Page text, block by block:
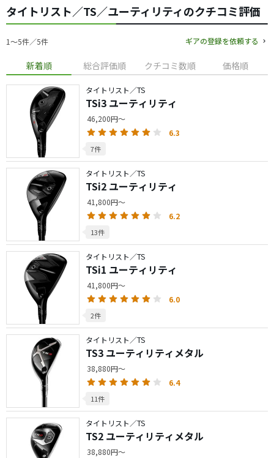
タイトリスト／TS／ユーティリティのクチコミ評価
1〜5件／5件 ギアの登録を依頼する
新着順 総合評価順 クチコミ数順 価格順
タイトリスト／TS
TSi3 ユーティリティ
46,200円～
6.3
7件
タイトリスト／TS
TSi2 ユーティリティ
41,800円～
6.2
13件
タイトリスト／TS
TSi1 ユーティリティ
41,800円～
6.0
2件
タイトリスト／TS
TS3 ユーティリティメタル
38,880円～
6.4
11件
タイトリスト／TS
TS2 ユーティリティメタル
38,880円～